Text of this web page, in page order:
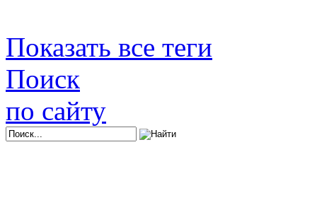
Показать все теги
Поиск
по сайту